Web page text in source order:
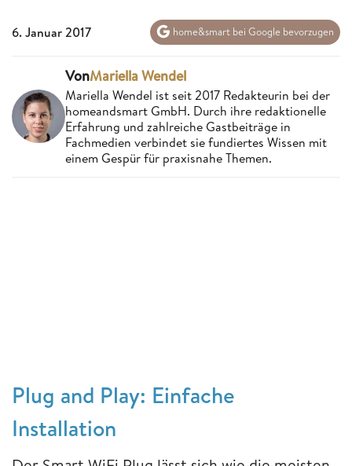
6. Januar 2017 home&smart bei Google bevorzugen
VonMariella Wendel
Mariella Wendel ist seit 2017 Redakteurin bei der
homeandsmart GmbH. Durch ihre redaktionelle
Erfahrung und zahlreiche Gastbeiträge in
Fachmedien verbindet sie fundiertes Wissen mit
einem Gespür für praxisnahe Themen.
Plug and Play: Einfache
Installation